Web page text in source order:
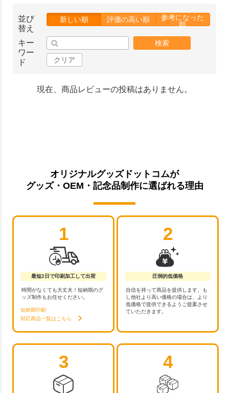
並び
替え
新しい順 評価の高い順
参考になった
順
キー
ワー
ド
検索
クリア
現在、商品レビューの投稿はありません。
オリジナルグッズドットコムが
グッズ・OEM・記念品制作に選ばれる理由
1
最短2日で印刷加工して出荷
時間がなくても大丈夫！短納期のグ
ッズ制作もお任せください。
短納期印刷
対応商品一覧はこちら
2
圧倒的低価格
自信を持って商品を提供します。も
し他社より高い価格の場合は、より
低価格で提供できるようご提案させ
ていただきます。
3 4